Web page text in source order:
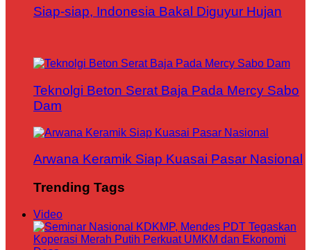
Siap-siap, Indonesia Bakal Diguyur Hujan
Teknolgi Beton Serat Baja Pada Mercy Sabo
Dam
Arwana Keramik Siap Kuasai Pasar Nasional
Trending Tags
Video